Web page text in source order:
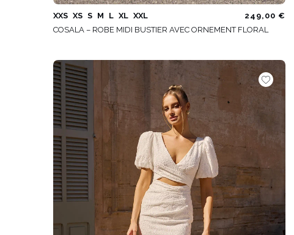
XXS XS S M L XL XXL
249,00 €
COSALA – ROBE MIDI BUSTIER AVEC ORNEMENT FLORAL